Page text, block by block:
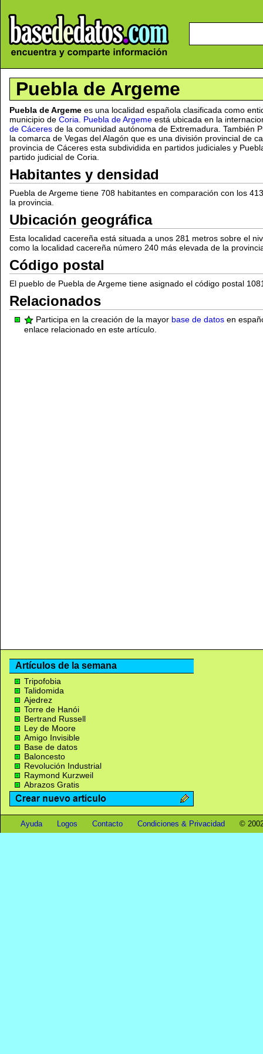
Puebla de Argeme
Puebla de Argeme es una localidad española clasificada como
municipio de Coria Puebla de Argeme está ubicada en la
de Cáceres de la comunidad autónoma de Extremadura. También
la comarca de Vegas del Alagón que es una división provincial de
provincia de Cáceres esta subdividida en partidos judiciales y
partido judicial de Coria.
Habitantes y densidad
Puebla de Argeme tiene 708 habitantes en comparación con los
la provincia.
Ubicación geográfica
Esta localidad cacereña está situada a unos 281 metros sobre el
como la localidad cacereña número 240 más elevada de la
Código postal
El pueblo de Puebla de Argeme tiene asignado el código postal
Relacionados
Participa en la creación de la mayor base de datos en
enlace relacionado en este artículo.
Artículos de la semana
Tripofobia
Talidomida
Ajedrez
Torre de Hanói
Bertrand Russell
Ley de Moore
Amigo Invisible
Base de datos
Baloncesto
Revolución Industrial
Raymond Kurzweil
Abrazos Gratis
Ayuda Logos Contacto Condiciones & Privacidad ©